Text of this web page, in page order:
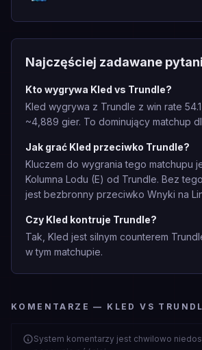
Najczęściej zadawane
Kto wygrywa Kled vs Trundle?
Kled wygrywa z Trundle z win rate
~4,889 gier. To dominujący matchup
Jak grać Kled przeciwko Trundle?
Kluczem do wygrania tego matchupu
Kolumna Lodu (E) od Trundle. Bez
jest bezbronny przeciwko Wnyki na
Czy Kled kontruje Trundle?
Tak, Kled jest silnym counterem
w tym matchupie.
KOMENTARZE — KLED VS
System komentarzy jest chwilowo